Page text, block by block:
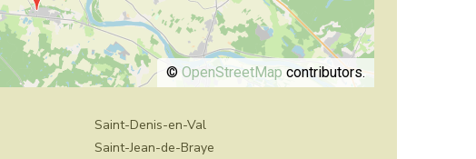
© OpenStreetMap contributors.
Saint-Denis-en-Val
Saint-Jean-de-Braye